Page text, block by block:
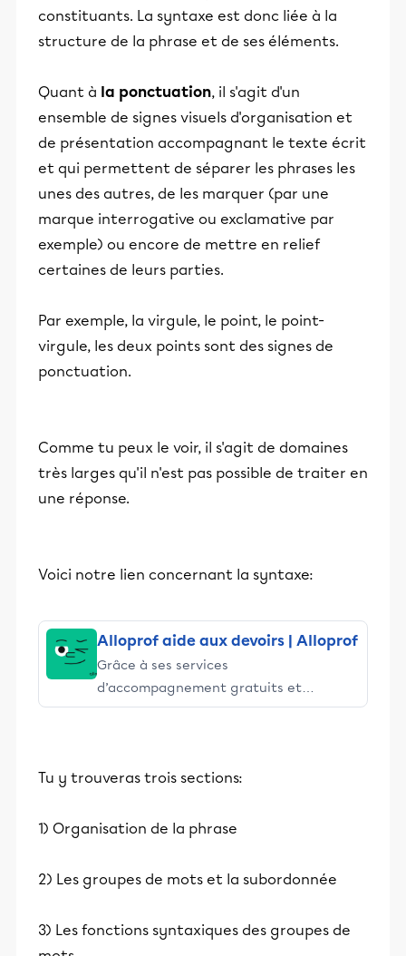
constituants. La syntaxe est donc liée à la
structure de la phrase et de ses éléments.
Quant à la ponctuation, il s'agit d'un
ensemble de signes visuels d'organisation et
de présentation accompagnant le texte écrit
et qui permettent de séparer les phrases les
unes des autres, de les marquer (par une
marque interrogative ou exclamative par
exemple) ou encore de mettre en relief
certaines de leurs parties.
Par exemple, la virgule, le point, le point-
virgule, les deux points sont des signes de
ponctuation.
Comme tu peux le voir, il s'agit de domaines
très larges qu'il n'est pas possible de traiter en
une réponse.
Voici notre lien concernant la syntaxe:
Alloprof aide aux devoirs | Alloprof
Grâce à ses services
d’accompagnement gratuits et
stimulants, Alloprof engage les élèves
Tu y trouveras trois sections:
1) Organisation de la phrase
2) Les groupes de mots et la subordonnée
3) Les fonctions syntaxiques des groupes de